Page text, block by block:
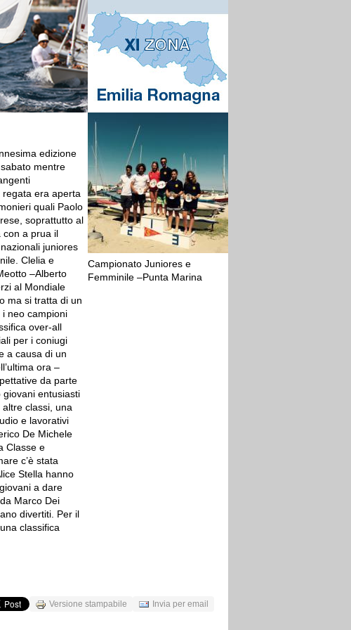
edizione
mentre
era aperta
quali Paolo
soprattutto al
con a prua il
juniores
Clelia e
–Alberto
al Mondiale
ma si tratta di un
neo campioni
over-all
per i coniugi
a causa di un
ora –
da parte
entusiasti
classi, una
e lavorativi
De Michele
Classe e
c’è stata
Stella hanno
a dare
Marco Dei
divertiti. Per il
classifica
Campionato Juniores e
Femminile –Punta Marina
Versione stampabile Invia per email